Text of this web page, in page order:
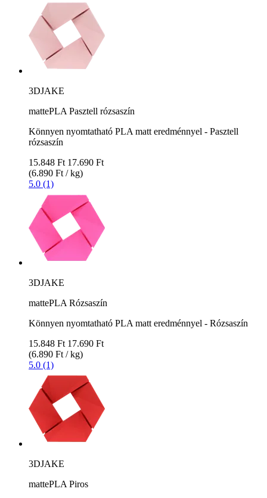
3DJAKE
mattePLA Pasztell rózsaszín
Könnyen nyomtatható PLA matt eredménnyel - Pasztell
rózsaszín
15.848 Ft 17.690 Ft
(6.890 Ft / kg)
5.0 (1)
3DJAKE
mattePLA Rózsaszín
Könnyen nyomtatható PLA matt eredménnyel - Rózsaszín
15.848 Ft 17.690 Ft
(6.890 Ft / kg)
5.0 (1)
3DJAKE
mattePLA Piros